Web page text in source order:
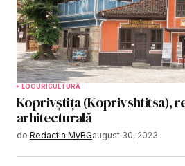
LOCURICULTURĂ
Koprivștița (Koprivshtitsa),
arhitecturală
de Redactia MyBGaugust 30, 2023